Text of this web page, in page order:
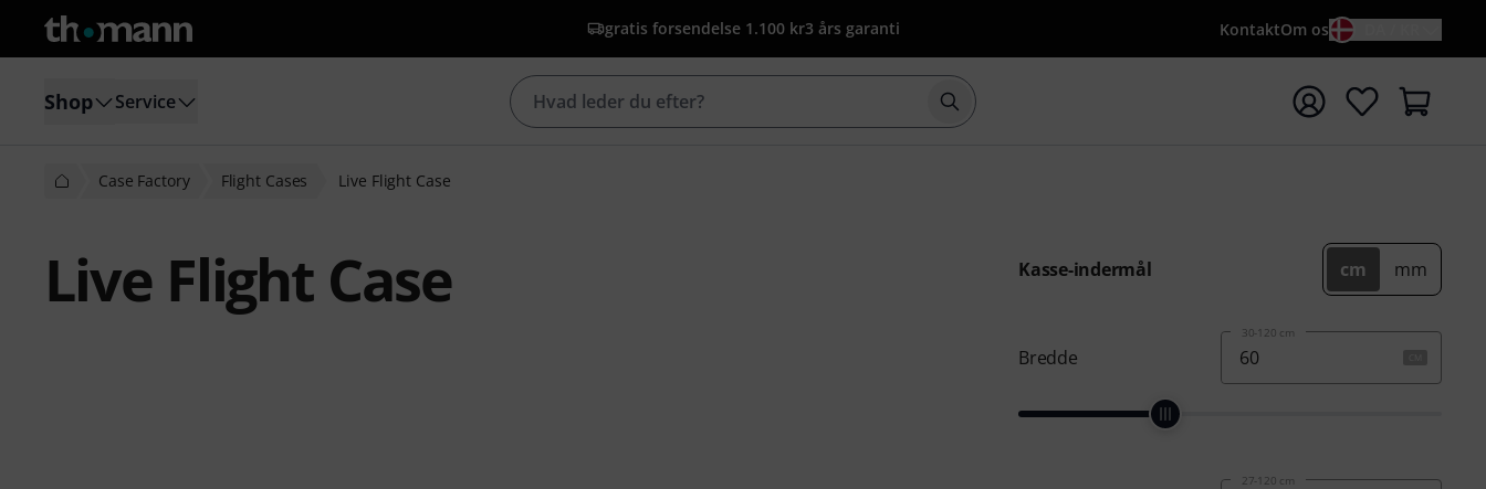
gratis forsendelse 1.100 kr3 års garanti KontaktOm os
Shop Service Start søgning med søgeord {searchTerm}
Case Factory Flight Cases Live Flight Case
Live Flight Case Kasse-indermål cm mm
Bredde
30-120 cm
27-120 cm